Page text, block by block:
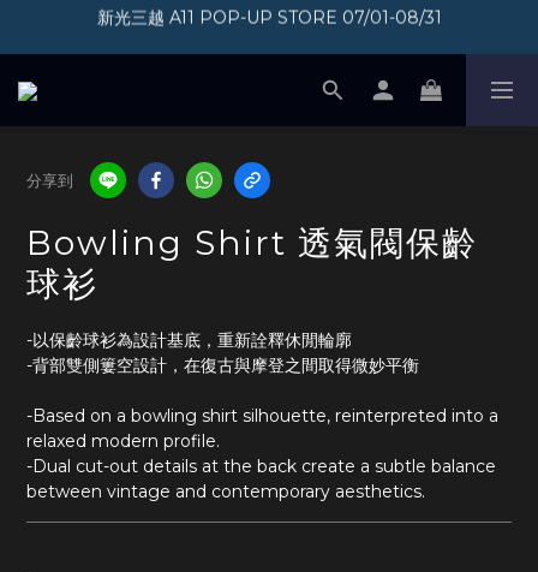
加入會員即享300元購物金
新光三越 A11 POP-UP STORE 07/01-08/31
加入會員即享300元購物金
分享到
Bowling Shirt 透氣閥保齡
球衫
-以保齡球衫為設計基底，重新詮釋休閒輪廓
-背部雙側簍空設計，在復古與摩登之間取得微妙平衡
-Based on a bowling shirt silhouette, reinterpreted into a
relaxed modern profile.
-Dual cut-out details at the back create a subtle balance
between vintage and contemporary aesthetics.